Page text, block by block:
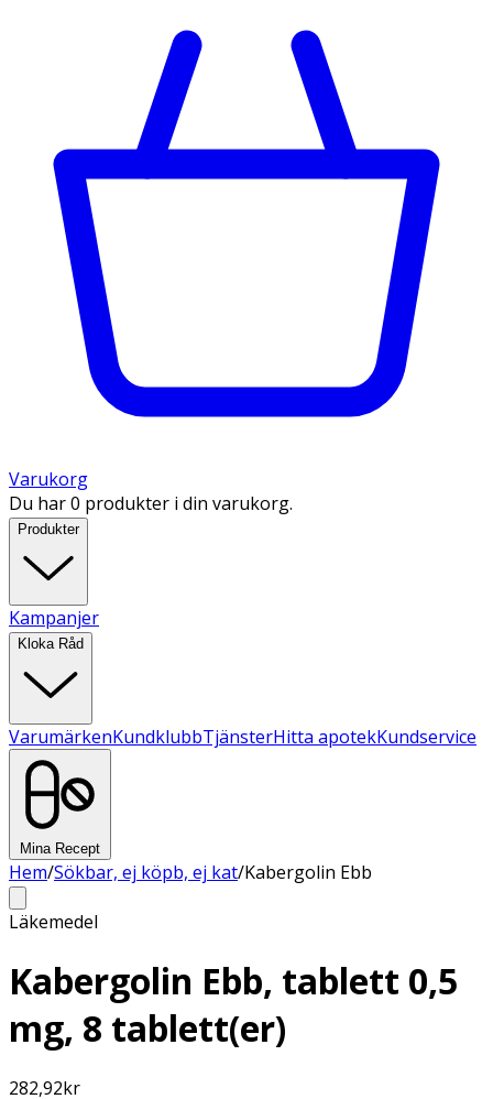
Varukorg
Du har 0 produkter i din varukorg.
Produkter
Kampanjer
Kloka Råd
VarumärkenKundklubbTjänsterHitta apotekKundservice
Mina Recept
Hem/Sökbar, ej köpb, ej kat/Kabergolin Ebb
Läkemedel
Kabergolin Ebb, tablett 0,5
mg, 8 tablett(er)
282,92kr